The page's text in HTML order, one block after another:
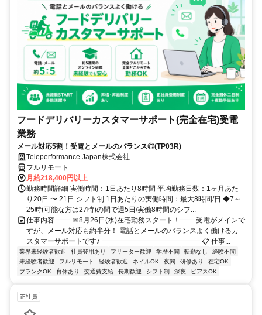
フードデリバリーカスタマーサポート(完全在宅)受電
業務
メール対応5割！受電とメールのバランス◎(TP03R)
Teleperformance Japan株式会社
フルリモート
月給218,400円以上
勤務時間詳細 実働時間：1日あたり8時間 平均勤務日数：1ヶ月あた
り20日 〜 21日 シフト制 1日あたりの実働時間：最大8時間/日 ◆7～
25時(可能な方は27時)の間で週5日/実働8時間のシフ...
仕事内容 ━━ 📅8月26日(水)在宅勤務スタート！━━ 受電がメインで
すが、メール対応も約半分！ 電話とメールのバランスよく働けるカ
スタマーサポートです♪ ━━━━━━━━━━━━━━ 📋 仕事...
業界未経験者歓迎 社員登用あり フリーター歓迎 学歴不問 転勤なし
経験不問
未経験者歓迎
フルリモート 経験者歓迎 ネイルOK 夜間 研修あり
在宅OK
ブランクOK
育休あり 交通費支給 長期歓迎 シフト制 深夜 ピアスOK
正社員